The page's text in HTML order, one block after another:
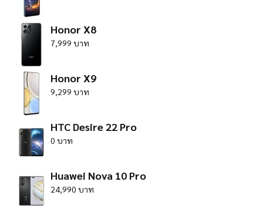
Honor X8
7,999 บาท
Honor X9
9,299 บาท
HTC Desire 22 Pro
0 บาท
Huawei Nova 10 Pro
24,990 บาท